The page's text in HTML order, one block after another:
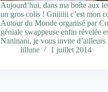
Aujourd’hui, dans ma boîte aux
un gros colis ! Gniiiiii c’est mon
Autour du Monde organisé par
géniale swappeuse enfin révelée
Naninani, je vous invite
lillune
1 juillet 2014